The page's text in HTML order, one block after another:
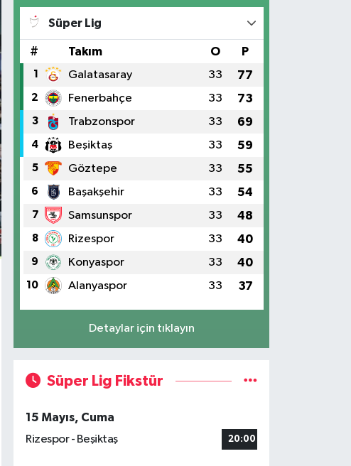
Süper Lig
# Takım O P
1 Galatasaray 33 77
2 Fenerbahçe 33 73
3 Trabzonspor 33 69
4 Beşiktaş 33 59
5 Göztepe 33 55
6 Başakşehir 33 54
7 Samsunspor 33 48
8 Rizespor 33 40
9 Konyaspor 33 40
10 Alanyaspor 33 37
Detaylar için tıklayın
Süper Lig Fikstür
15 Mayıs, Cuma
Rizespor - Beşiktaş
20:00